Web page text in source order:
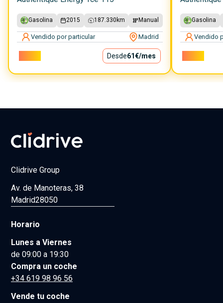
Gasolina 2015 187.330 km Manual
Vendido por particular Madrid
Desde61€/mes
Gasolina
Vendido
Clidrive Group
Av. de Manoteras, 38
Madrid28050
Horario
Lunes a Viernes
de 09:00 a 19:30
Compra un coche
+34 619 98 96 56
Vende tu coche